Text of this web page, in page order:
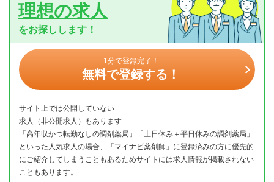
理想の求人
をお探しします！
1分で登録完了！
無料で登録する！
サイト上では公開していない
求人（非公開求人）もあります
「高年収かつ転勤なしの調剤薬局」「土日休み＋平日休みの調剤薬局」
といった人気求人の場合、「マイナビ薬剤師」に登録済みの方に優先的
にご紹介してしまうこともあるためサイトには求人情報が掲載されない
こともあります。